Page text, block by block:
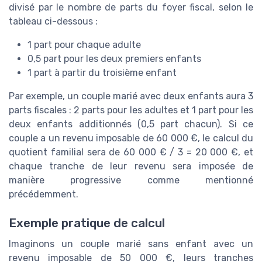
divisé par le nombre de parts du foyer fiscal, selon le
tableau ci-dessous :
1 part pour chaque adulte
0,5 part pour les deux premiers enfants
1 part à partir du troisième enfant
Par exemple, un couple marié avec deux enfants aura 3
parts fiscales : 2 parts pour les adultes et 1 part pour les
deux enfants additionnés (0,5 part chacun). Si ce
couple a un revenu imposable de 60 000 €, le calcul du
quotient familial sera de 60 000 € / 3 = 20 000 €, et
chaque tranche de leur revenu sera imposée de
manière progressive comme mentionné
précédemment.
Exemple pratique de calcul
Imaginons un couple marié sans enfant avec un
revenu imposable de 50 000 €, leurs tranches